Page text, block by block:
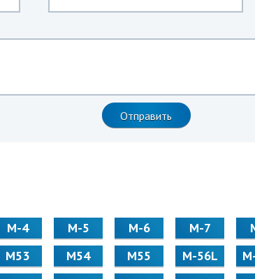
М-4 М-5 М-6 М-7
М53 М54 М55 M-56L